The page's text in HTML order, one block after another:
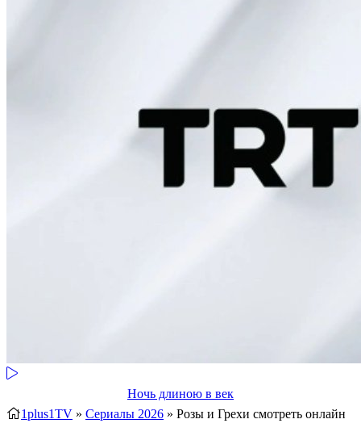
Ночь длиною в век
1plus1TV » Сериалы 2026 » Розы и Грехи смотреть онлайн